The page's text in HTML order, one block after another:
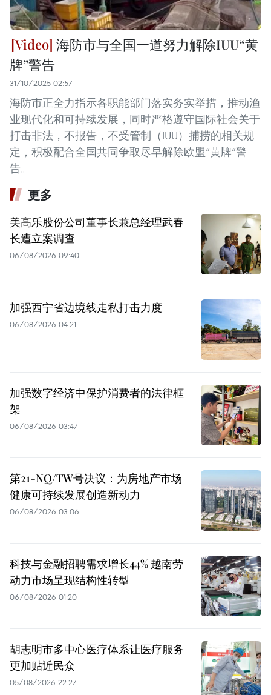
海防市与全国一道努力解除IUU“黄
牌”警告
31/10/2025 02:57
海防市正全力指示各职能部门落实务实举措，推动渔
业现代化和可持续发展，同时严格遵守国际社会关于
打击非法，不报告，不受管制（IUU）捕捞的相关规
定，积极配合全国共同争取尽早解除欧盟“黄牌”警
告。
更多
美高乐股份公司董事长兼总经理武春
长遭立案调查
06/08/2026 09:40
加强西宁省边境线走私打击力度
06/08/2026 04:21
加强数字经济中保护消费者的法律框
架
06/08/2026 03:47
第21-NQ/TW号决议：为房地产市场
健康可持续发展创造新动力
06/08/2026 03:06
科技与金融招聘需求增长44% 越南劳
动力市场呈现结构性转型
06/08/2026 01:20
胡志明市多中心医疗体系让医疗服务
更加贴近民众
05/08/2026 22:27